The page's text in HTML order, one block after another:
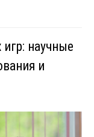
научные
и